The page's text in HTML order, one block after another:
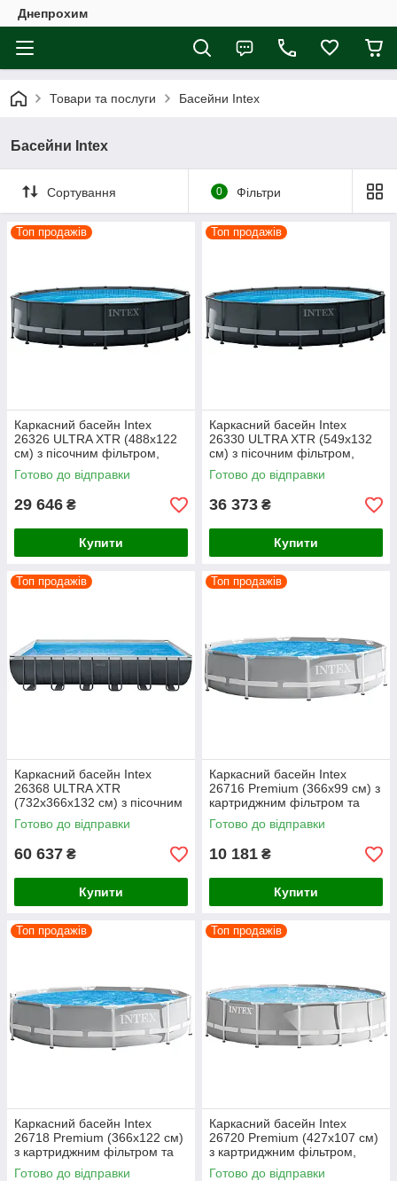
Днепрохим
Товари та послуги Басейни Intex
Басейни Intex
Сортування 0 Фільтри
Топ продажів
Каркасний басейн Intex
26326 ULTRA XTR (488х122
см) з пісочним фільтром,
драбиною та тентом
Готово до відправки
29 646 ₴
Купити
Топ продажів
Каркасний басейн Intex
26330 ULTRA XTR (549х132
см) з пісочним фільтром,
драбиною та тентом
Готово до відправки
36 373 ₴
Купити
Топ продажів
Каркасний басейн Intex
26368 ULTRA XTR
(732х366х132 см) з пісочним
фільтром, драбиною та
тентом
Готово до відправки
60 637 ₴
Купити
Топ продажів
Каркасний басейн Intex
26716 Premium (366х99 см) з
картриджним фільтром та
драбиною
Готово до відправки
10 181 ₴
Купити
Топ продажів
Каркасний басейн Intex
26718 Premium (366х122 см)
з картриджним фільтром та
драбиною
Готово до відправки
Топ продажів
Каркасний басейн Intex
26720 Premium (427х107 см)
з картриджним фільтром,
драбиною та тентом
Готово до відправки